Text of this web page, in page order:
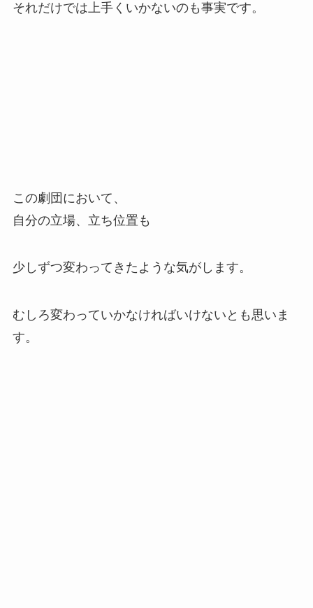
それだけでは上手くいかないのも事実です。
この劇団において、
自分の立場、立ち位置も
少しずつ変わってきたような気がします。
むしろ変わっていかなければいけないとも思いま
す。